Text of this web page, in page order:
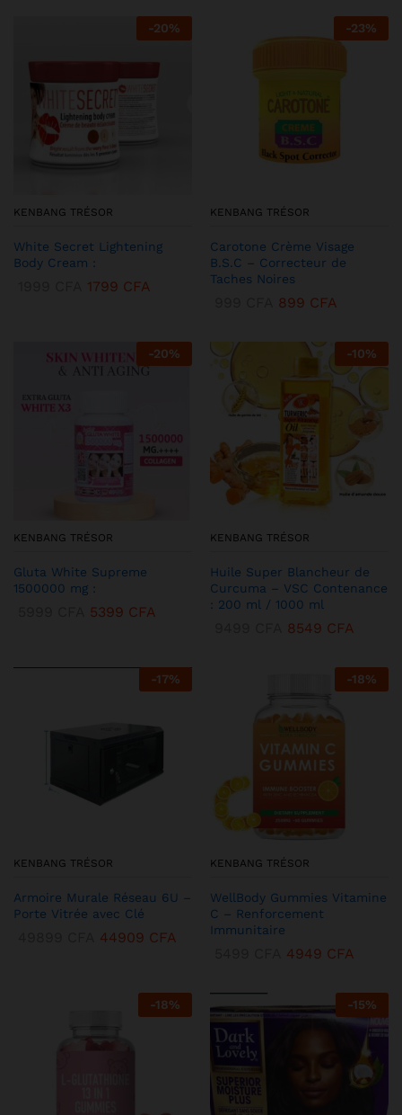
-20%
KENBANG TRÉSOR
White Secret Lightening
Body Cream :
1799 CFA
-23%
KENBANG TRÉSOR
Carotone Crème Visage
B.S.C – Correcteur de
Taches Noires
899 CFA
-20%
KENBANG TRÉSOR
Gluta White Supreme
1500000 mg :
5399 CFA
-10%
KENBANG TRÉSOR
Huile Super Blancheur de
Curcuma – VSC Contenance
: 200 ml / 1000 ml
8549 CFA
-17%
KENBANG TRÉSOR
Armoire Murale Réseau 6U –
Porte Vitrée avec Clé
44909 CFA
-18%
KENBANG TRÉSOR
WellBody Gummies Vitamine
C – Renforcement
Immunitaire
4949 CFA
-18% -15%